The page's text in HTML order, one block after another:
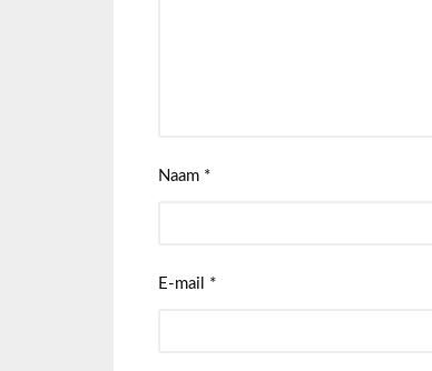
Naam *
E-mail *